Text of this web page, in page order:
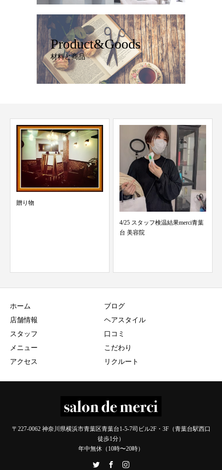
Product&Goods
材料と商品
贈り物
4/25 スタッフ検温結果merci青葉
台 美容院
ホーム
店舗情報
スタッフ
メニュー
アクセス
ブログ
ヘアスタイル
口コミ
こだわり
リクルート
〒227-0062 神奈川県横浜市青葉区青葉台1-5-7司ビル2F・3F（青葉台駅西口
徒歩1分）
年中無休（10時〜20時）